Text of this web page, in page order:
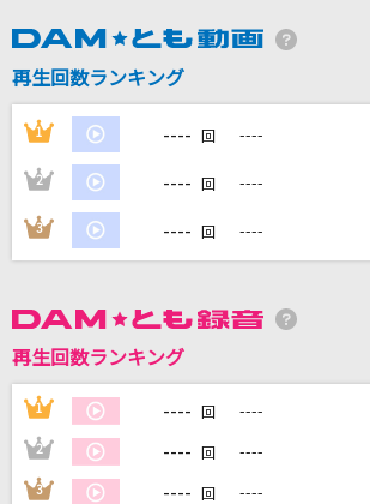
[生音]ルビーの指環
寺尾聰
DAMの新曲・ランキングなど
DAMに会員登録・ログインして
カラオケをもっと楽しもう！
再生回数ランキング
1 ---- 回 ----
2 ---- 回 ----
3 ---- 回 ----
再生回数ランキング
1 ---- 回 ----
2 ---- 回 ----
3 ---- 回 ----